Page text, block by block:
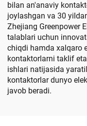
bilan an'anaviy
joylashgan va 30
Zhejiang Greenpower
talablari uchun
chiqdi hamda xalqaro
kontaktorlarni taklif
ishlari natijasida
kontaktorlar dunyo
javob beradi.